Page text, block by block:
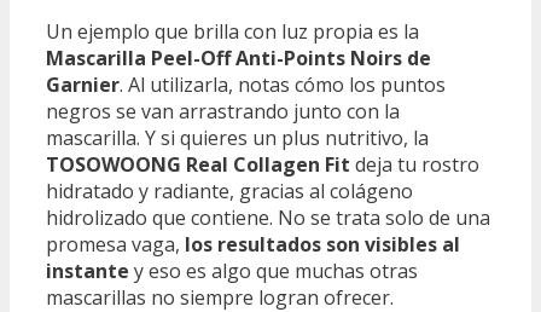
Un ejemplo que brilla con luz propia es la
Mascarilla Peel-Off Anti-Points Noirs de
Garnier. Al utilizarla, notas cómo los puntos
negros se van arrastrando junto con la
mascarilla. Y si quieres un plus nutritivo, la
TOSOWOONG Real Collagen Fit deja tu rostro
hidratado y radiante, gracias al colágeno
hidrolizado que contiene. No se trata solo de una
promesa vaga, los resultados son visibles al
instante y eso es algo que muchas otras
mascarillas no siempre logran ofrecer.